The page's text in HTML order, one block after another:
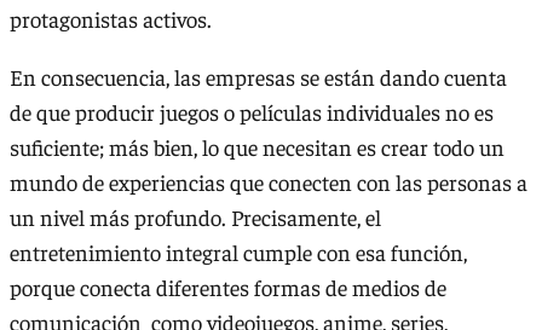
protagonistas activos.
En consecuencia, las empresas se están dando cuenta
de que producir juegos o películas individuales no es
suficiente; más bien, lo que necesitan es crear todo un
mundo de experiencias que conecten con las personas a
un nivel más profundo. Precisamente, el
entretenimiento integral cumple con esa función,
porque conecta diferentes formas de medios de
comunicación como videojuegos, anime, series,